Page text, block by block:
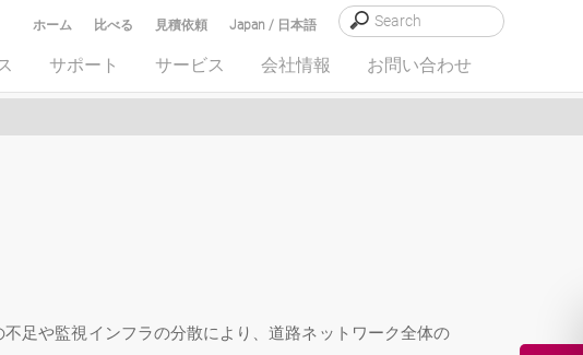
Japan / 日本語
見積依頼
比べる
ホーム
サポート サービス 会社情報 お問い合わせ
足や監視インフラの分散により、道路ネットワーク全体の